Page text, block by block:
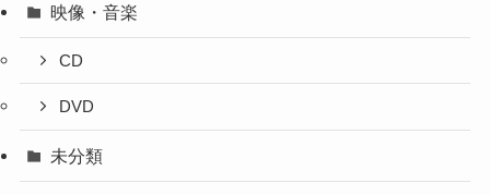
映像・音楽
CD
DVD
未分類